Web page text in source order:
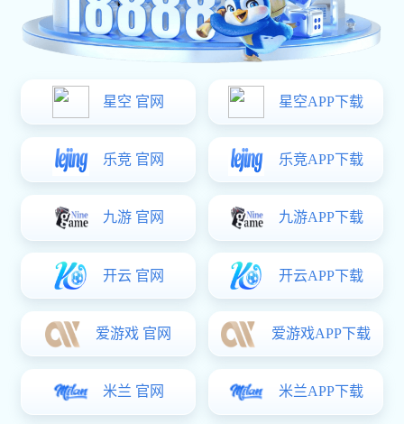
MS866-8不锈钢平面锁
￥7.00
MS866-4系列平面锁
￥10.50
商品详情